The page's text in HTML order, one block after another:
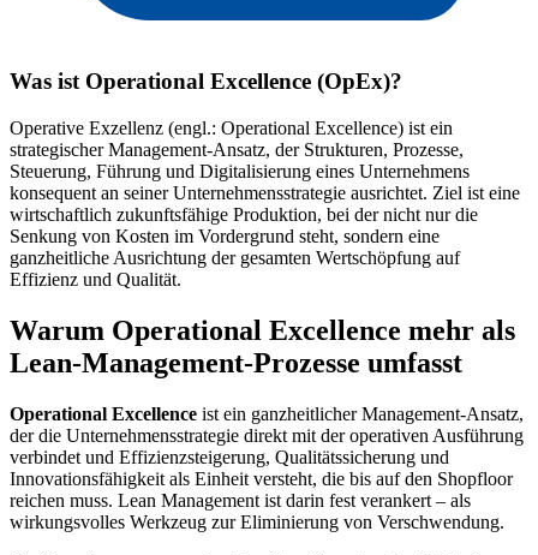
Was ist Operational Excellence (OpEx)?
Operative Exzellenz (engl.: Operational Excellence) ist ein
strategischer Management-Ansatz, der Strukturen, Prozesse,
Steuerung, Führung und Digitalisierung eines Unternehmens
konsequent an seiner Unternehmensstrategie ausrichtet. Ziel ist eine
wirtschaftlich zukunftsfähige Produktion, bei der nicht nur die
Senkung von Kosten im Vordergrund steht, sondern eine
ganzheitliche Ausrichtung der gesamten Wertschöpfung auf
Effizienz und Qualität.
Warum Operational Excellence mehr als
Lean-Management-Prozesse umfasst
Operational Excellence ist ein ganzheitlicher Management-Ansatz,
der die Unternehmensstrategie direkt mit der operativen Ausführung
verbindet und Effizienzsteigerung, Qualitätssicherung und
Innovationsfähigkeit als Einheit versteht, die bis auf den Shopfloor
reichen muss. Lean Management ist darin fest verankert – als
wirkungsvolles Werkzeug zur Eliminierung von Verschwendung.